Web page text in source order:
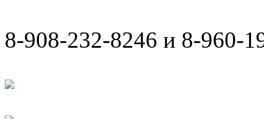
8-908-232-8246 и 8-960-